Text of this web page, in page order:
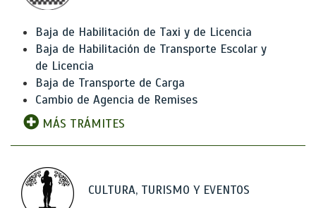
Baja de Habilitación de Taxi y de Licencia
Baja de Habilitación de Transporte Escolar y
de Licencia
Baja de Transporte de Carga
Cambio de Agencia de Remises
MÁS TRÁMITES
CULTURA, TURISMO Y EVENTOS